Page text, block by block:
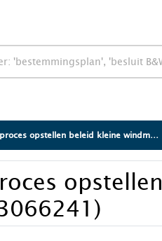
beleid kleine windmolens (3066241)
opstellen